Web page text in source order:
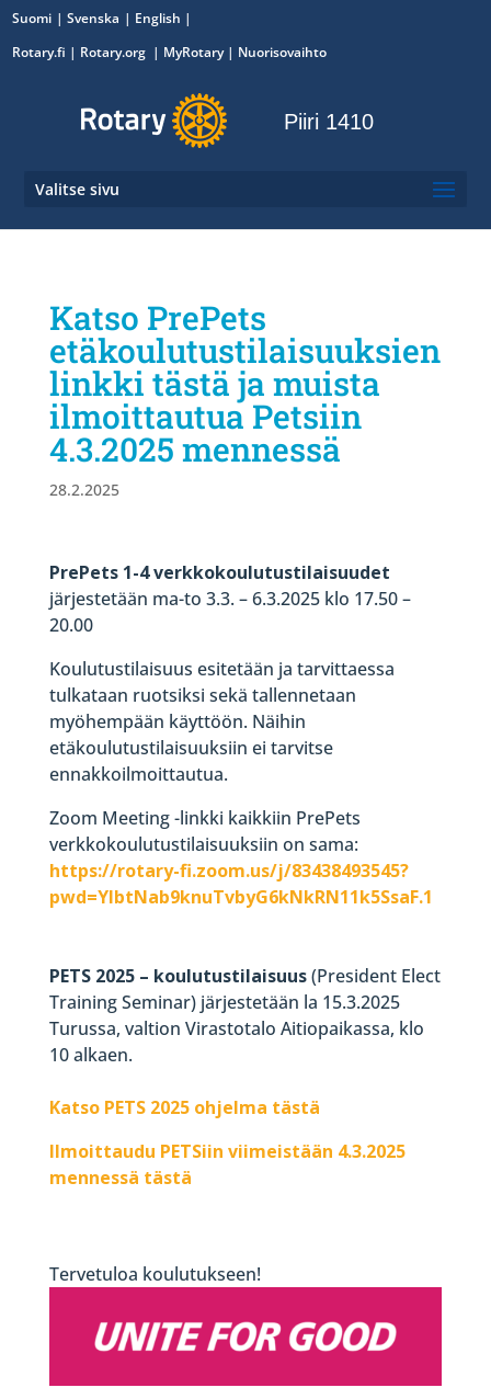
Suomi Svenska
English
Rotary.fi | Rotary.org | MyRotary| Nuorisovaihto
Piiri 1410
Valitse sivu
Katso PrePets
etäkoulutustilaisuuksien
linkki tästä ja muista
ilmoittautua Petsiin
4.3.2025 mennessä
28.2.2025
PrePets 1-4 verkkokoulutustilaisuudet
järjestetään ma-to 3.3. – 6.3.2025 klo 17.50 –
20.00
Koulutustilaisuus esitetään ja tarvittaessa
tulkataan ruotsiksi sekä tallennetaan
myöhempään käyttöön. Näihin
etäkoulutustilaisuuksiin ei tarvitse
ennakkoilmoittautua.
Zoom Meeting -linkki kaikkiin PrePets
verkkokoulutustilaisuuksiin on sama:
https://rotary-fi.zoom.us/j/83438493545?
pwd=YIbtNab9knuTvbyG6kNkRN11k5SsaF.1
PETS 2025 – koulutustilaisuus(President Elect
Training Seminar) järjestetään la 15.3.2025
Turussa, valtion Virastotalo Aitiopaikassa, klo
10 alkaen.
Katso PETS 2025 ohjelma tästä
Ilmoittaudu PETSiin viimeistään 4.3.2025
mennessä tästä
Tervetuloa koulutukseen!